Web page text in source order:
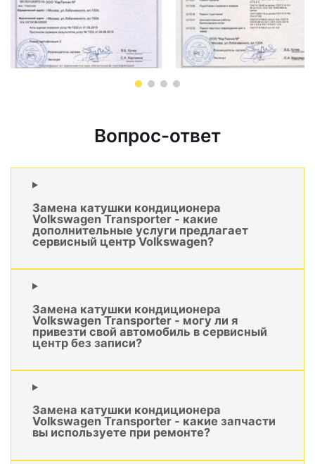
Вопрос-ответ
Замена катушки кондиционера
Volkswagen Transporter - какие
дополнительные услуги предлагает
сервисный центр Volkswagen?
Замена катушки кондиционера
Volkswagen Transporter - могу ли я
привезти свой автомобиль в сервисный
центр без записи?
Замена катушки кондиционера
Volkswagen Transporter - какие запчасти
вы используете при ремонте?